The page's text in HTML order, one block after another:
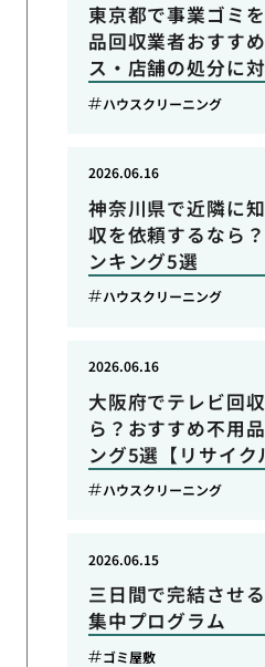
東京都で事業ゴミ
品回収業者おすす
ス・店舗の処分に
ハウスクリーニング
神奈川県で近隣に
収を依頼するなら
ンキング5選
2026.06.16
ハウスクリーニング
大阪府でテレビ回
ら？おすすめ不用
ング5選【リサイク
2026.06.16
ハウスクリーニング
三日間で完結させ
集中プログラム
2026.06.15
ゴミ屋敷